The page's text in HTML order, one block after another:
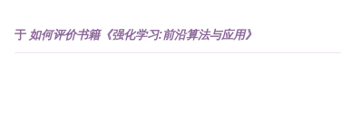
于 如何评价书籍《强化学习:前沿算法与应用》